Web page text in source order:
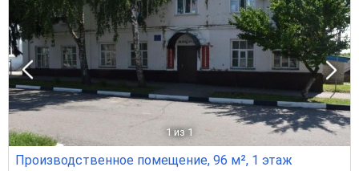
1 из 1
Производственное помещение, 96 м², 1 этаж